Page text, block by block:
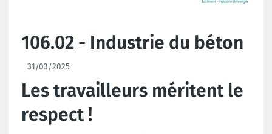
106.02 - Industrie du béton
31/03/2025
Les travailleurs méritent le
respect !